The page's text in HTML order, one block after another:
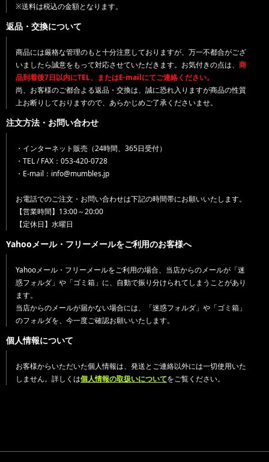
※送料は税込の金額となります。
返品・交換について
商品には厳格な管理のもと十分注意しておりますが、万一不都合がござ
いましたら誠意をもって対応させていただきます。お気付きの点は、 商
品到着後7日以内にTEL、またはE-mailにてご連絡ください。
尚、お客様のご都合よる返品・交換は、誠に恐れ入りますが商品の性質
上お断りしておりますので、あらかじめご了承くださいませ。
注文方法・お問い合わせ
・インターネット販売（24時間、365日受付）
・TEL / FAX：053-420-0728
・E-mail：info@mumbles.jp
お電話でのご注文・お問い合わせは下記の時間帯にお願いいたします。
【営業時間】13:00～20:00
【定休日】水曜日
Yahooメール・フリーメールをご利用のお客様へ
Yahooメール・フリーメールをご利用の場合、当店からのメールが「迷
惑フォルダ」や「ゴミ箱」に、自動で振り分けられてしまうことがあり
ます。
当店からのメールが届かない場合には、「迷惑フォルダ」や「ゴミ箱」
のフォルダを、今一度ご確認お願いいたします。
個人情報について
お客様からいただいた個人情報は、発送とご連絡以外には一切使用いた
しません。詳しくは個人情報の取扱いについてをご覧ください。